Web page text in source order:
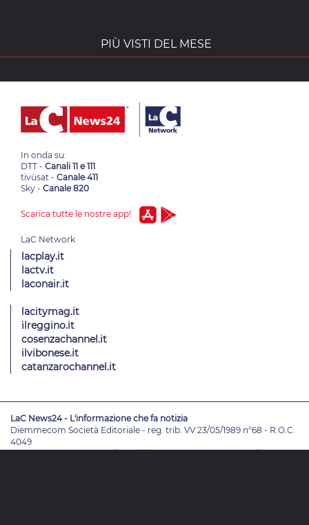
PIÙ VISTI DEL MESE
In onda su:
DTT - Canali 11 e 111
tivùsat - Canale 411
Sky - Canale 820
Scarica tutte le nostre app!
lacplay.it
lactv.it
laconair.it
lacitymag.it
ilreggino.it
cosenzachannel.it
ilvibonese.it
catanzarochannel.it
LaC News24 - L'informazione che fa notizia
Diemmecom Società Editoriale - reg. trib. VV 23/05/1989 n°68 - R.O.C.
4049
Direttore ResponsabileAlessandro Russo- VicedirettoriEnrico De